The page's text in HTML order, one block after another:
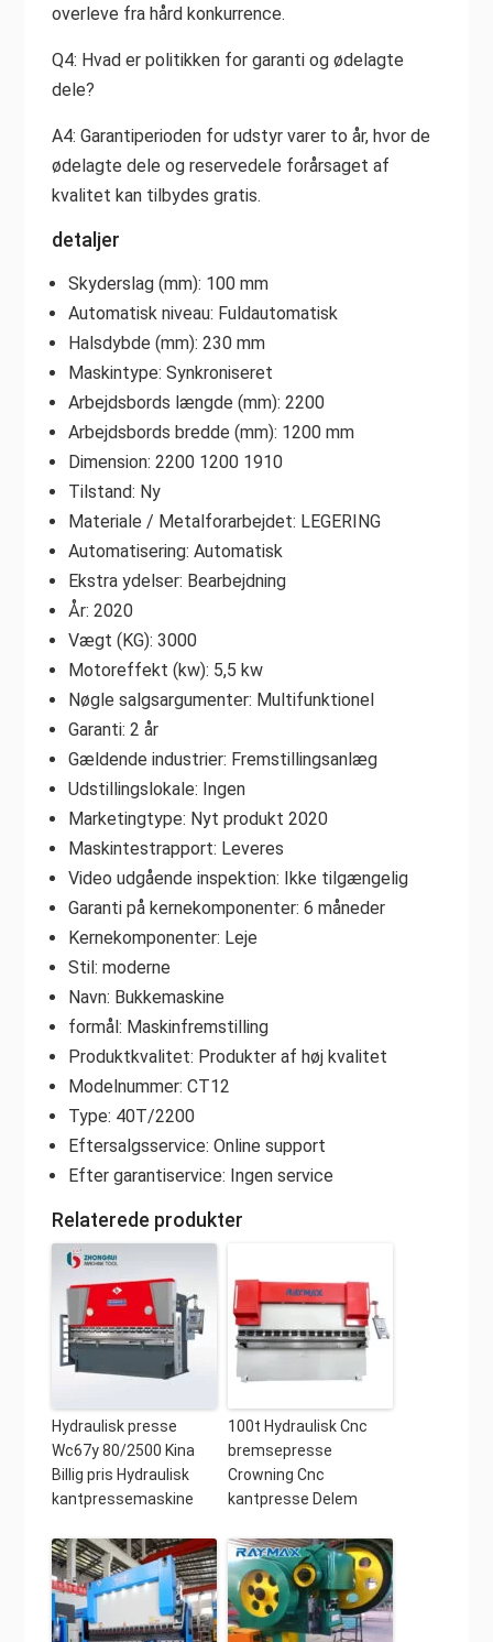
overleve fra hård konkurrence.
Q4: Hvad er politikken for garanti og ødelagte
dele?
A4: Garantiperioden for udstyr varer to år, hvor de
ødelagte dele og reservedele forårsaget af
kvalitet kan tilbydes gratis.
detaljer
Skyderslag (mm): 100 mm
Automatisk niveau: Fuldautomatisk
Halsdybde (mm): 230 mm
Maskintype: Synkroniseret
Arbejdsbords længde (mm): 2200
Arbejdsbords bredde (mm): 1200 mm
Dimension: 2200 1200 1910
Tilstand: Ny
Materiale / Metalforarbejdet: LEGERING
Automatisering: Automatisk
Ekstra ydelser: Bearbejdning
År: 2020
Vægt (KG): 3000
Motoreffekt (kw): 5,5 kw
Nøgle salgsargumenter: Multifunktionel
Garanti: 2 år
Gældende industrier: Fremstillingsanlæg
Udstillingslokale: Ingen
Marketingtype: Nyt produkt 2020
Maskintestrapport: Leveres
Video udgående inspektion: Ikke tilgængelig
Garanti på kernekomponenter: 6 måneder
Kernekomponenter: Leje
Stil: moderne
Navn: Bukkemaskine
formål: Maskinfremstilling
Produktkvalitet: Produkter af høj kvalitet
Modelnummer: CT12
Type: 40T/2200
Eftersalgsservice: Online support
Efter garantiservice: Ingen service
Relaterede produkter
Hydraulisk presse
Wc67y 80/2500 Kina
Billig pris Hydraulisk
kantpressemaskine
100t Hydraulisk Cnc
bremsepresse
Crowning Cnc
kantpresse Delem